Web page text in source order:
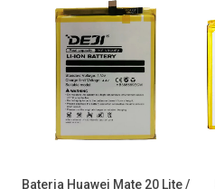
Bateria Huawei Mate 20 Lite /